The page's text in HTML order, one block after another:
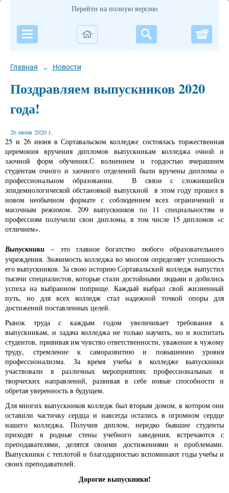
Перейти на полную версию
Главная → Новости
Поздравляем выпускников 2020
года!
26 июня 2020 г.
25 и 26 июня в Сортавальском колледже состоялась торжественная
церемония вручения дипломов выпускникам колледжа очной и
заочной форм обучения.С волнением и гордостью вчерашним
студентам очного и заочного отделений были вручены дипломы о
профессиональном образовании. В связи с сложившейся
эпидемиологической обстановкой выпускной в этом году прошел в
новом необычном формате с соблюдением всех ограничений и
масочным режимом. 209 выпускников по 11 специальностям и
профессиям получили свои дипломы, в том числе 15 дипломов «с
отличием».
Выпускники – это главное богатство любого образовательного
учреждения. Значимость колледжа во многом определяет успешность
его выпускников. За свою историю Сортавальский колледж выпустил
тысячи специалистов, которые стали достойными людьми и добились
успеха на выбранном поприще. Каждый выбрал свой жизненный
путь, но для всех колледж стал надежной точкой опоры для
достижений поставленных целей.
Рынок труда с каждым годом увеличивает требования к
выпускникам, и задача колледжа не только научить, но и воспитать
студентов, прививая им чувство ответственности, уважение к чужому
труду, стремление к саморазвитию и повышению уровня
профессионализма. За время учебы в колледже выпускники
участвовали в различных мероприятиях профессиональных и
творческих направлений, развивая в себе новые способности и
обретая уверенность в будущем.
Для многих выпускников колледж был вторым домом, в котором они
оставили частичку сердца и навсегда остались в огромном сердце
нашего колледжа. Получив диплом, нередко бывшие студенты
приходят в родные стены учебного заведения, встречаются с
преподавателями, делятся своими достижениями и проблемами.
Выпускники с теплотой и благодарностью вспоминают годы учебы и
своих преподавателей.
Дорогие выпускники!